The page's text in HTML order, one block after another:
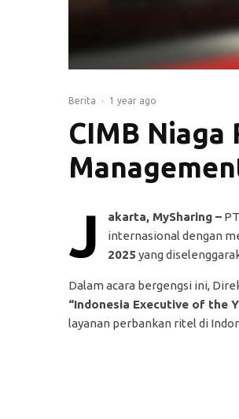
Berita · 1 year ago
CIMB Niaga
J akarta, MySharing –
internasional dengan
2025 yang
Dalam acara bergengsi ini,
“Indonesia Executive of the
layanan perbankan ritel di